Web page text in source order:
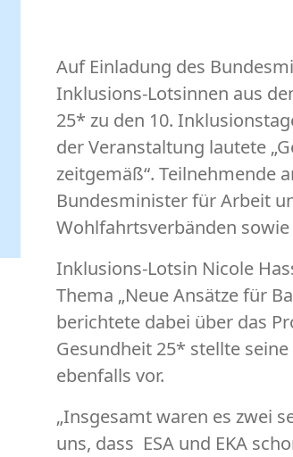
Auf Einladung des
Inklusions-Lotsinnen aus
25* zu den 10.
der Veranstaltung lautete
zeitgemäß“. Teilnehmende
Bundesminister für Arbeit
Wohlfahrtsverbänden
Inklusions-Lotsin Nicole
Thema „Neue Ansätze für
berichtete dabei über das
Gesundheit 25* stellte
ebenfalls vor.
„Insgesamt waren es zwei
uns, dass ESA und EKA